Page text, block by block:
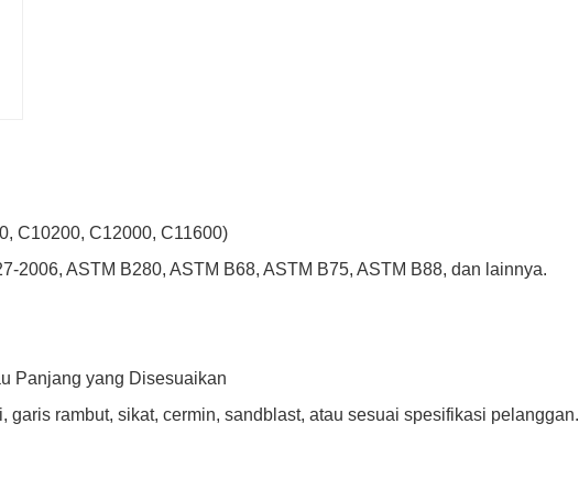
C10200, C12000, C11600)
2006, ASTM B280, ASTM B68, ASTM B75, ASTM B88, dan lainnya.
Panjang yang Disesuaikan
garis rambut, sikat, cermin, sandblast, atau sesuai spesifikasi pelanggan.